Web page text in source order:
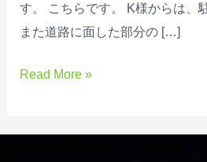
す。 こちらです。 K様からは、
また道路に面した部分の […]
し
た！
ア
Read More »